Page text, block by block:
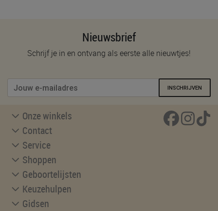
Nieuwsbrief
Schrijf je in en ontvang als eerste alle nieuwtjes!
INSCHRIJVEN
Onze winkels
Contact
Service
Shoppen
Geboortelijsten
Keuzehulpen
Gidsen